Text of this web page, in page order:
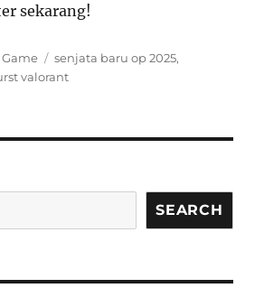
sekarang!
Categories
Game Tags
senjata baru op 2025,
valorant
SEARCH